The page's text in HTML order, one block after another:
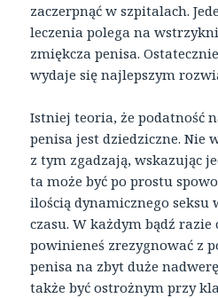
zaczerpnąć w szpitalach.
leczenia polega na
zmiękcza penisa.
wydaje się najlepszym
Istniej teoria, że podatność
penisa jest dziedziczne. Nie
z tym zgadzają, wskazując
ta może być po prostu
ilością dynamicznego seksu
czasu. W każdym bądź razie
powinieneś zrezygnować z
penisa na zbyt duże
także być ostrożnym przy